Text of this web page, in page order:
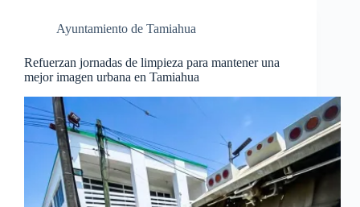
Ayuntamiento de Tamiahua
Refuerzan jornadas de limpieza para mantener una
mejor imagen urbana en Tamiahua